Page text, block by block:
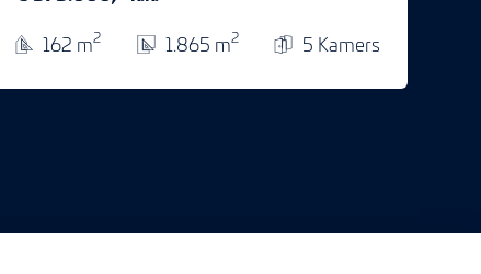
162 m2 1.865 m2 5 Kamers